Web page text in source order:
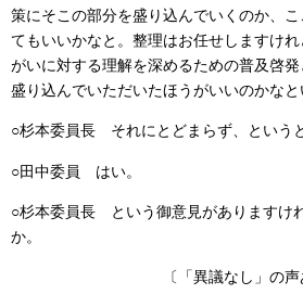
策にそこの部分を盛り込んでいくのか、
てもいいかなと。整理はお任せしますけ
がいに対する理解を深めるための普及啓
盛り込んでいただいたほうがいいのかなと
○杉本委員長 それにとどまらず、という
○田中委員 はい。
○杉本委員長 という御意見がありますけ
か。
〔「異議なし」の声あ